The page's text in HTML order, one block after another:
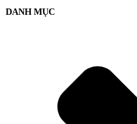
DANH MỤC